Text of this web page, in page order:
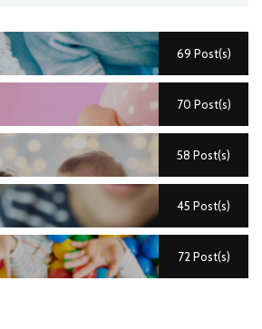
69 Post(s)
70 Post(s)
58 Post(s)
45 Post(s)
72 Post(s)